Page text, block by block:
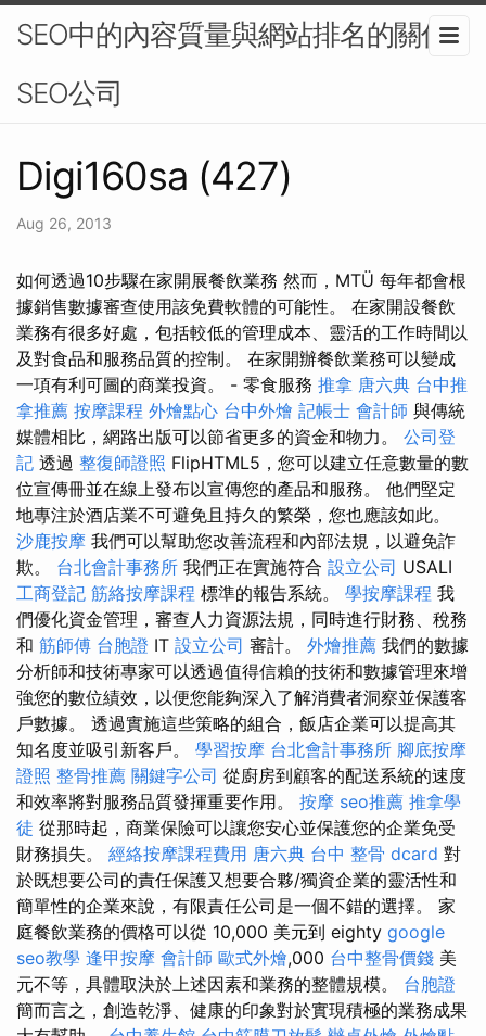
SEO中的內容質量與網站排名的關係-
SEO公司
Digi160sa (427)
Aug 26, 2013
如何透過10步驟在家開展餐飲業務 然而，MTÜ 每年都會根
據銷售數據審查使用該免費軟體的可能性。 在家開設餐飲
業務有很多好處，包括較低的管理成本、靈活的工作時間以
及對食品和服務品質的控制。 在家開辦餐飲業務可以變成
一項有利可圖的商業投資。 - 零食服務 推拿 唐六典 台中推
拿推薦 按摩課程 外燴點心 台中外燴 記帳士 會計師 與傳統
媒體相比，網路出版可以節省更多的資金和物力。 公司登
記 透過 整復師證照 FlipHTML5，您可以建立任意數量的數
位宣傳冊並在線上發布以宣傳您的產品和服務。 他們堅定
地專注於酒店業不可避免且持久的繁榮，您也應該如此。
沙鹿按摩 我們可以幫助您改善流程和內部法規，以避免詐
欺。 台北會計事務所 我們正在實施符合 設立公司 USALI
工商登記 筋絡按摩課程 標準的報告系統。 學按摩課程 我
們優化資金管理，審查人力資源法規，同時進行財務、稅務
和 筋師傅 台胞證 IT 設立公司 審計。 外燴推薦 我們的數據
分析師和技術專家可以透過值得信賴的技術和數據管理來增
強您的數位績效，以便您能夠深入了解消費者洞察並保護客
戶數據。 透過實施這些策略的組合，飯店企業可以提高其
知名度並吸引新客戶。 學習按摩 台北會計事務所 腳底按摩
證照 整骨推薦 關鍵字公司 從廚房到顧客的配送系統的速度
和效率將對服務品質發揮重要作用。 按摩 seo推薦 推拿學
徒 從那時起，商業保險可以讓您安心並保護您的企業免受
財務損失。 經絡按摩課程費用 唐六典 台中 整骨 dcard 對
於既想要公司的責任保護又想要合夥/獨資企業的靈活性和
簡單性的企業來說，有限責任公司是一個不錯的選擇。 家
庭餐飲業務的價格可以從 10,000 美元到 eighty google
seo教學 逢甲按摩 會計師 歐式外燴,000 台中整骨價錢 美
元不等，具體取決於上述因素和業務的整體規模。 台胞證
簡而言之，創造乾淨、健康的印象對於實現積極的業務成果